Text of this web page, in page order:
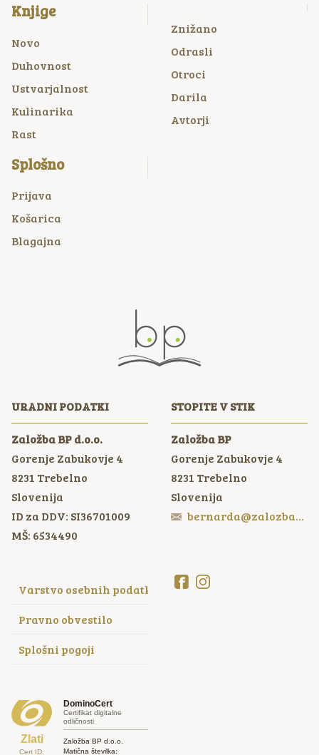
Knjige
Novo
Duhovnost
Ustvarjalnost
Kulinarika
Rast
Znižano
Odrasli
Otroci
Darila
Avtorji
Splošno
Prijava
Košarica
Blagajna
URADNI PODATKI
Založba BP d.o.o.
Gorenje Zabukovje 4
8231 Trebelno
Slovenija
ID za DDV: SI36701009
MŠ: 6534490
STOPITE V STIK
Založba BP
Gorenje Zabukovje 4
8231 Trebelno
Slovenija
bernarda@zalozbabp.si
Varstvo osebnih podatkov
Pravno obvestilo
Splošni pogoji
Zlati
Cert ID:
DominoCert
Certifikat digitalne
odličnosti
Založba BP d.o.o.
Matična številka: